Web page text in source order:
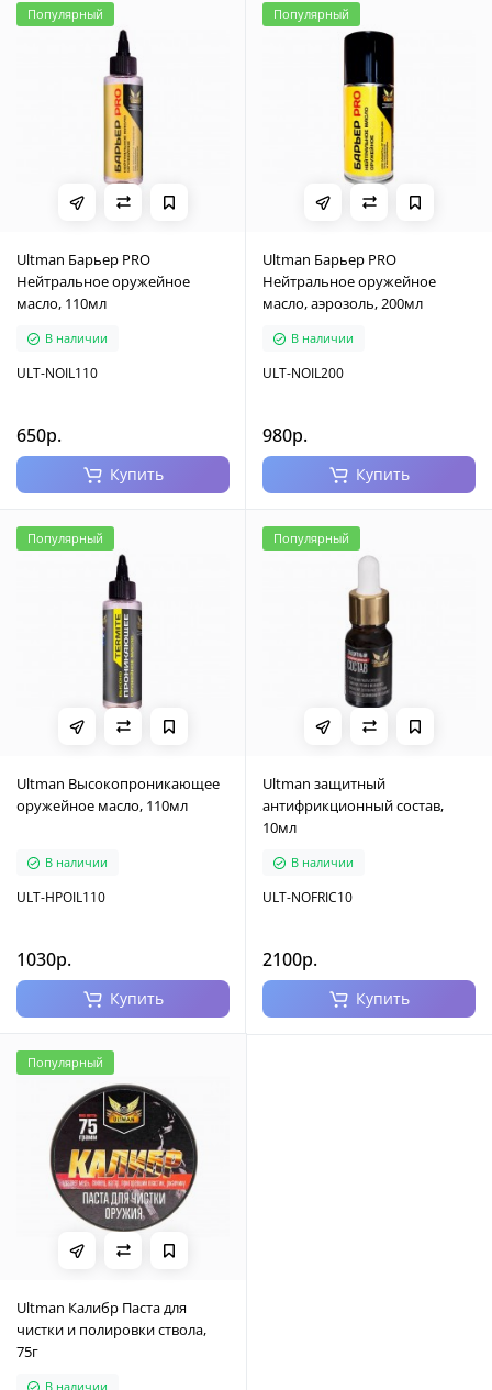
Популярный
Ultman Барьер PRO
Нейтральное оружейное
масло, 110мл
В наличии
ULT-NOIL110
650р.
Купить
Популярный
Ultman Барьер PRO
Нейтральное оружейное
масло, аэрозоль, 200мл
В наличии
ULT-NOIL200
980р.
Купить
Популярный
Ultman Высокопроникающее
оружейное масло, 110мл
В наличии
ULT-HPOIL110
1030р.
Купить
Популярный
Ultman защитный
антифрикционный состав,
10мл
В наличии
ULT-NOFRIC10
2100р.
Купить
Популярный
Ultman Калибр Паста для
чистки и полировки ствола,
75г
В наличии